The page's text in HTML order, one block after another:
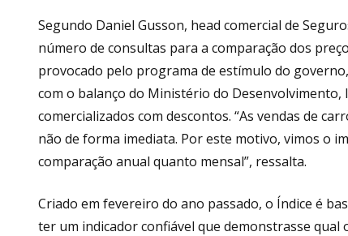
Segundo Daniel Gusson, head comercial de
número de consultas para a comparação dos
provocado pelo programa de estímulo do
com o balanço do Ministério do Desenvolvimento,
comercializados com descontos. “As vendas de
não de forma imediata. Por este motivo, vimos o
comparação anual quanto mensal”, ressalta.
Criado em fevereiro do ano passado, o Índice é
ter um indicador confiável que demonstrasse